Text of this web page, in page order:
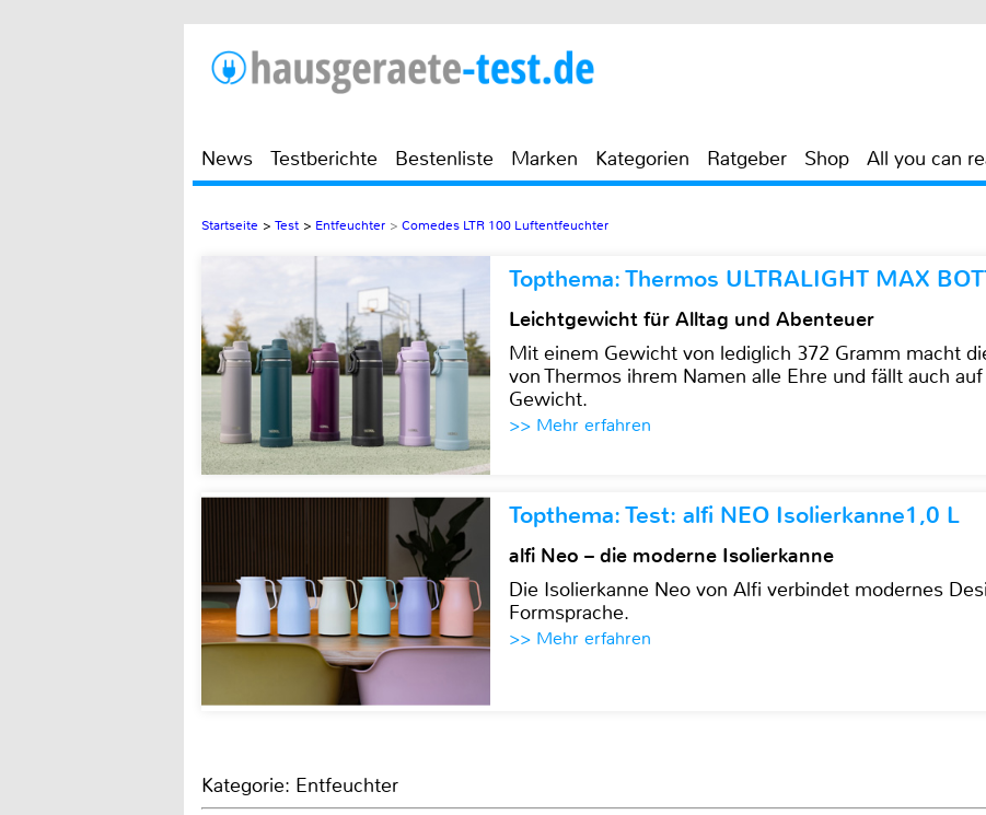
News Testberichte Bestenliste Marken Kategorien Ratgeber Shop All you can
Startseite > Test > Entfeuchter > Comedes LTR 100 Luftentfeuchter
Topthema: Thermos ULTRALIGHT MAX
Leichtgewicht für Alltag und Abenteuer
Mit einem Gewicht von lediglich 372 Gramm macht
von Thermos ihrem Namen alle Ehre und fällt auch
Gewicht.
>> Mehr erfahren
Topthema: Test: alfi NEO Isolierkanne1,0 L
alfi Neo – die moderne Isolierkanne
Die Isolierkanne Neo von Alfi verbindet modernes
Formsprache.
>> Mehr erfahren
Kategorie: Entfeuchter